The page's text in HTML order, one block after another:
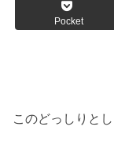
Pocket
このどっしりと